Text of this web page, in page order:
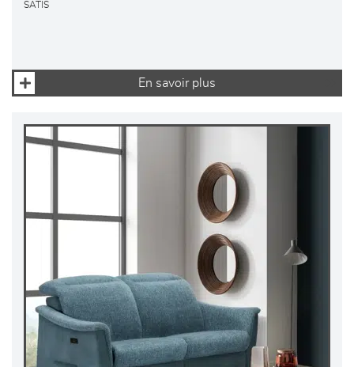
SATIS
En savoir plus